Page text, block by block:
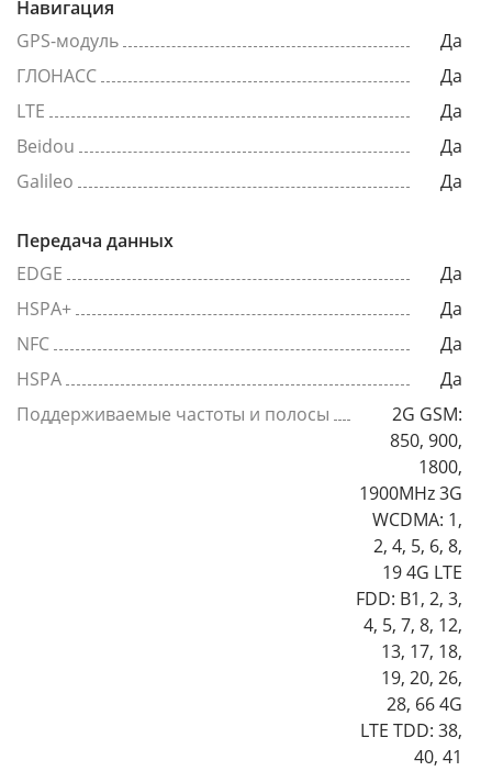
Навигация
GPS-модуль
Да
ГЛОНАСС
Да
LTE
Да
Beidou
Да
Galileo
Да
Передача данных
EDGE
Да
HSPA+
Да
NFC
Да
HSPA
Да
Поддерживаемые частоты и полосы
2G GSM:
850, 900,
1800,
1900MHz 3G
WCDMA: 1,
2, 4, 5, 6, 8,
19 4G LTE
FDD: B1, 2, 3,
4, 5, 7, 8, 12,
13, 17, 18,
19, 20, 26,
28, 66 4G
LTE TDD: 38,
40, 41